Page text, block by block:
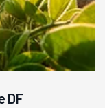
DF